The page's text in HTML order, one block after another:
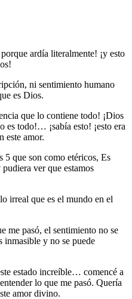
ardía literalmente! ¡y esto
ni sentimiento humano
es Dios.
que lo contiene todo! ¡Dios
es todo!… ¡sabía esto! ¡esto era
este amor.
que son como etéricos, Es
ver que estamos
irreal que es el mundo en el
me pasó, el sentimiento no se
inmasible y no se puede
estado increíble… comencé a
lo que me pasó. Quería
amor divino.